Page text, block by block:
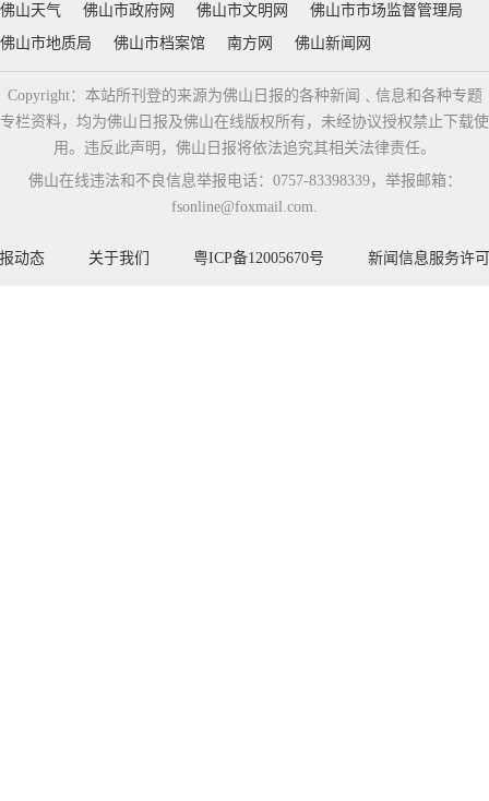
佛山天气 佛山市政府网 佛山市文明网
佛山市市场监督管理局
佛山市地质局
佛山市档案馆 南方网 佛山新闻网
Copyright：本站所刊登的来源为佛山日报的各种新闻﹑信息和各种专题
专栏资料，均为佛山日报及佛山在线版权所有，未经协议授权禁止下载使
用。违反此声明，佛山日报将依法追究其相关法律责任。
佛山在线违法和不良信息举报电话：0757-83398339，举报邮箱：
fsonline@foxmail.com.
动态 关于我们 粤ICP备12005670号 新闻信息服务许